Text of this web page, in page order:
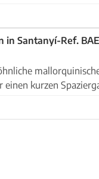
Santanyí-Ref.
kurzen